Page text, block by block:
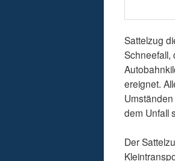
Sattelzug
Schneefall,
ereignet.
dem Unfall
Der